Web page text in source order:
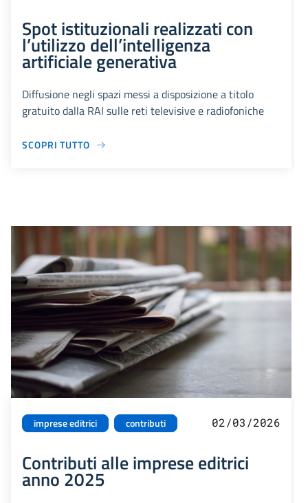
Spot istituzionali realizzati con
l’utilizzo dell’intelligenza
artificiale generativa
Diffusione negli spazi messi a disposizione a titolo
gratuito dalla RAI sulle reti televisive e radiofoniche
SCOPRI TUTTO
imprese editrici contributi 02/03/2026
Contributi alle imprese editrici
anno 2025